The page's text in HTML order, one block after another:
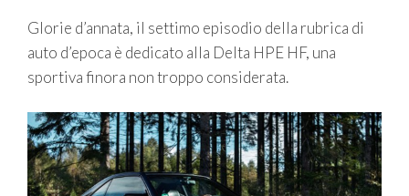
Glorie d’annata, il settimo episodio della rubrica di
auto d’epoca è dedicato alla Delta HPE HF, una
sportiva finora non troppo considerata.